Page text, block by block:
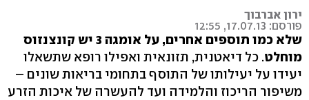
ירון אברבוך
פורסם: 17.07.13, 12:55
שלא כמו תוספים אחרים, על אומגה 3 יש קונצנזוס
מוחלט. כל דיאטנית, תזונאית ואפילו רופא שתשאלו
יעידו על יעילותו של התוסף בתחומי בריאות שונים –
משיפור הריכוז והלמידה ועד להעשרה של איכות הזרע